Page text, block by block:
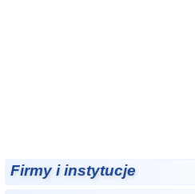
Firmy i instytucje